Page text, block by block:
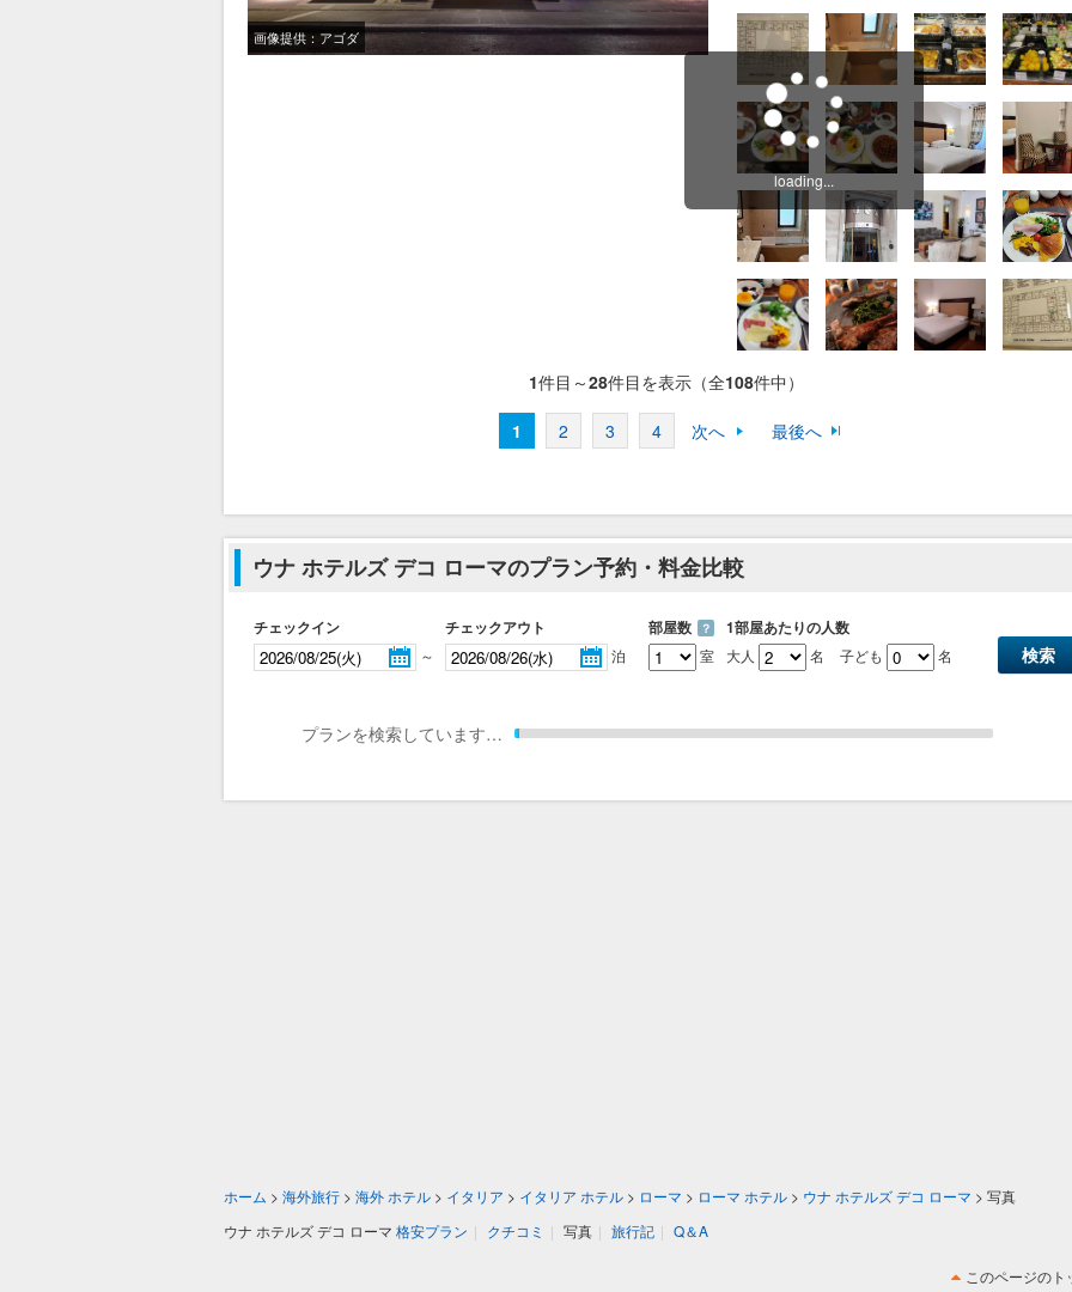
画像提供：アゴダ
1件目～28件目を表示（全108件中）
1 2 3 4 次へ 最後へ
ウナ ホテルズ デコ ローマのプラン予約・料金比較
チェックイン
～
チェックアウト
泊
部屋数 ？
室
1部屋あたりの人数
大人 名 子ども 名
プランを検索しています…
loading...
ホーム > 海外旅行 > 海外 ホテル > イタリア > イタリア ホテル > ローマ > ローマ ホテル > ウナ ホテルズ デコ ローマ > 写真
ウナ ホテルズ デコ ローマ 格安プラン | クチコミ | 写真 | 旅行記 | Q＆A
このページのト